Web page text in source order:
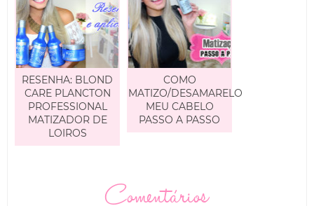
RESENHA: BLOND
CARE PLANCTON
PROFESSIONAL
MATIZADOR DE
LOIROS
COMO
MATIZO/DESAMARELO
MEU CABELO
PASSO A PASSO
Comentários